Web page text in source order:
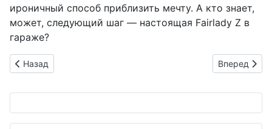
ироничный способ приблизить мечту. А кто знает,
может, следующий шаг — настоящая Fairlady Z в
гараже?
Предыдущий: Renault 5 Turbo 3E: Электрическая легенда с
Назад Следующий:
Вперед